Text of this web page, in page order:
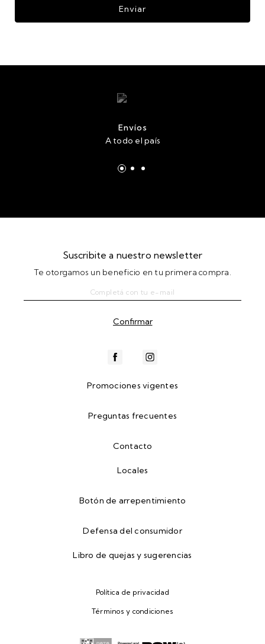
Envíos
A todo el país
Suscribite a nuestro newsletter
Te otorgamos un beneficio en tu primera compra.
Promociones vigentes
Preguntas frecuentes
Contacto
Locales
Botón de arrepentimiento
Defensa del consumidor
Libro de quejas y sugerencias
Política de privacidad
Términos y condiciones